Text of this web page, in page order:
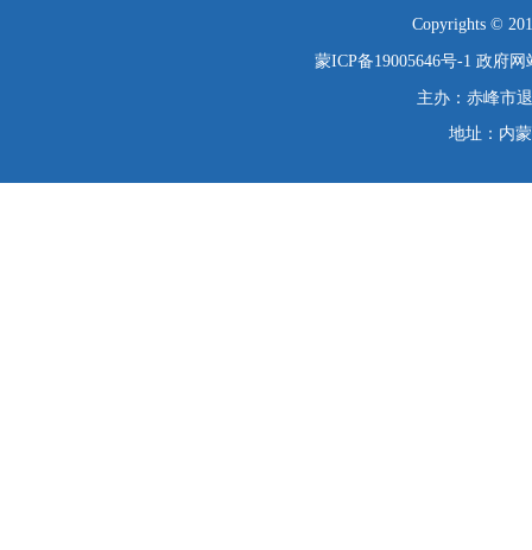
Copyrights ©
蒙ICP备19005646号-1 政府网
主办：赤峰市
地址：内